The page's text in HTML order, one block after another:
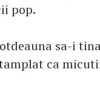
pop.
sa-i
ca